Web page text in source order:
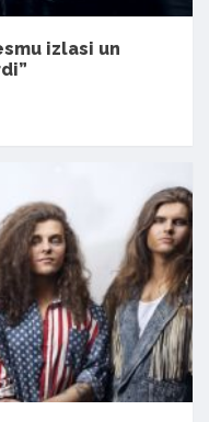
izlasi un